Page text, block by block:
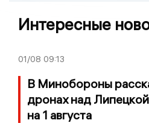
Интересные
01/08 09:13
В Минобороны
дронах над
на 1 августа